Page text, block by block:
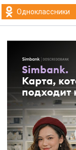
Одноклассники